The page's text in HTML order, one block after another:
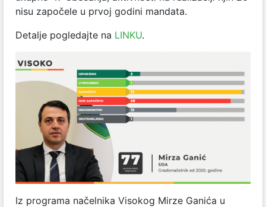
nisu započele u prvoj godini mandata.
Detalje pogledajte na LINKU.
Iz programa načelnika Visokog Mirze Ganića u